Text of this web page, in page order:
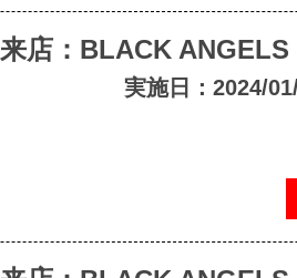
来店：BLACK ANGELS
実施日：2024/